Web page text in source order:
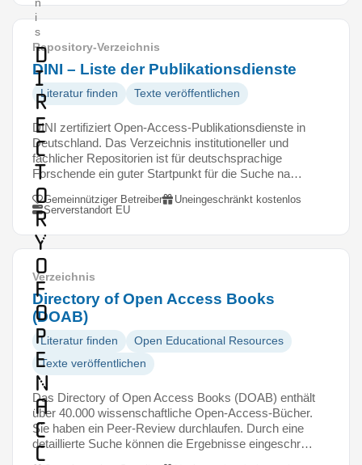
i
s
D
i
r
e
c
t
o
r
y
o
f
O
p
e
n
A
c
c
Repository-Verzeichnis
DINI – Liste der Publikationsdienste
Literatur finden Texte veröffentlichen
DINI zertifiziert Open-Access-Publikationsdienste in
Deutschland. Das Verzeichnis institutioneller und
fachlicher Repositorien ist für deutschsprachige
Forschende ein guter Startpunkt für die Suche na…
Gemeinnütziger Betreiber
Uneingeschränkt kostenlos
Serverstandort EU
Verzeichnis
Directory of Open Access Books
(DOAB)
Literatur finden
Open Educational Resources
Texte veröffentlichen
Das Directory of Open Access Books (DOAB) enthält
über 40.000 wissenschaftliche Open-Access-Bücher.
Sie haben ein Peer-Review durchlaufen. Durch eine
detaillierte Suche können die Ergebnisse eingeschr…